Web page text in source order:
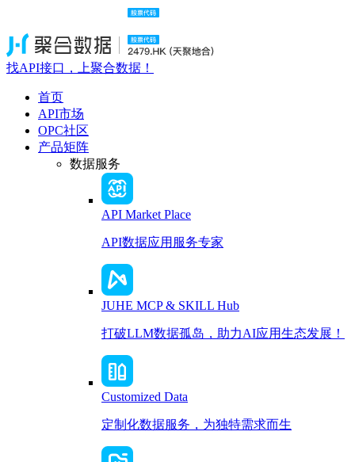
找API接口，上聚合数据！
首页
API市场
OPC社区
产品矩阵
数据服务
API Market Place
API数据应用服务专家
JUHE MCP & SKILL Hub
打破LLM数据孤岛，助力AI应用生态发展！
Customized Data
定制化数据服务，为独特需求而生